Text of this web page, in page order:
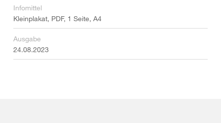
Infomittel
Kleinplakat, PDF, 1 Seite, A4
Ausgabe
24.08.2023